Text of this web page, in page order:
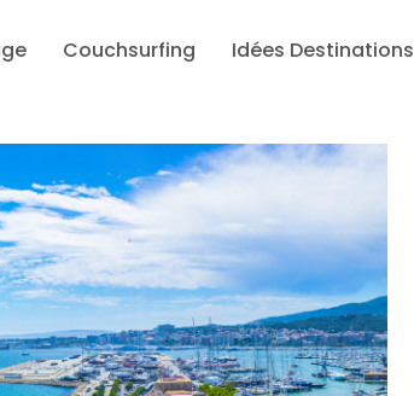
Couchsurfing Idées Destinations